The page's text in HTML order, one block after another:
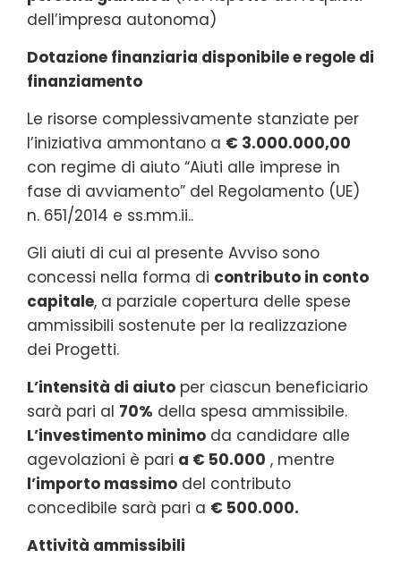
dell’impresa autonoma)
Dotazione finanziaria disponibile e regole di
finanziamento
Le risorse complessivamente stanziate per
l’iniziativa ammontano a € 3.000.000,00
con regime di aiuto “Aiuti alle imprese in
fase di avviamento” del Regolamento (UE)
n. 651/2014 e ss.mm.ii..
Gli aiuti di cui al presente Avviso sono
concessi nella forma di contributo in conto
capitale, a parziale copertura delle spese
ammissibili sostenute per la realizzazione
dei Progetti.
L’intensità di aiuto per ciascun beneficiario
sarà pari al 70% della spesa ammissibile.
L’investimento minimo da candidare alle
agevolazioni è pari a € 50.000 , mentre
l’importo massimo del contributo
concedibile sarà pari a € 500.000.
Attività ammissibili